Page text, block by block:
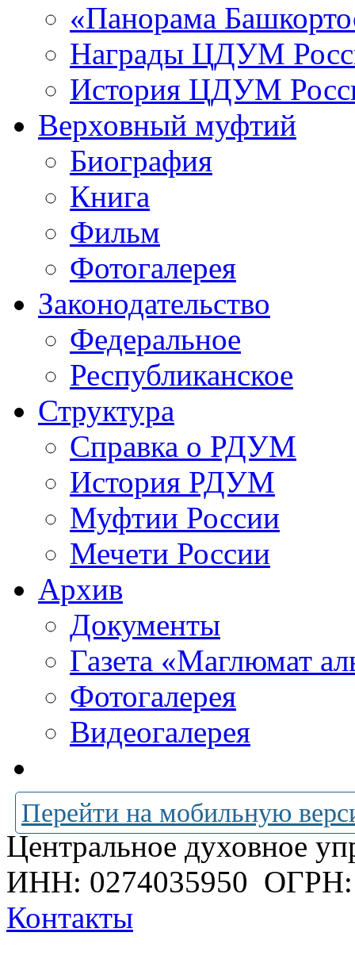
«Панорама
Награды ЦДУМ
История ЦДУМ
Верховный муфтий
Биография
Книга
Фильм
Фотогалерея
Законодательство
Федеральное
Республиканское
Структура
Справка о РДУМ
История РДУМ
Муфтии России
Мечети России
Архив
Документы
Газета «Маглюмат
Фотогалерея
Видеогалерея
Перейти на мобильную
Центральное духовное
ИНН: 0274035950 ОГРН:
Контакты